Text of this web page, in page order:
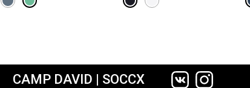
CAMP DAVID | SOCCX